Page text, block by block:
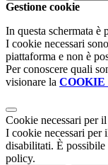
Gestione cookie
In questa schermata è
I cookie necessari
piattaforma e non è
Per conoscere quali
visionare la
Cookie necessari per
I cookie necessari per
disabilitati. È
policy.